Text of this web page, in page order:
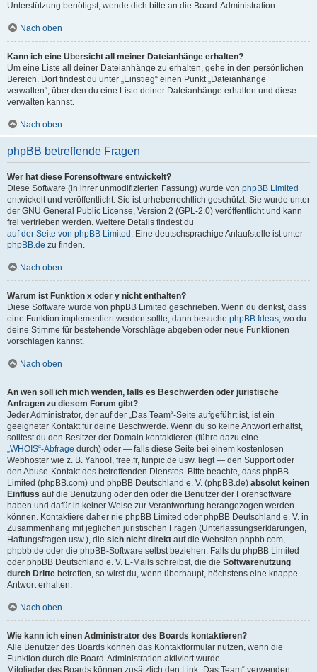
Unterstützung benötigst, wende dich bitte an die Board-Administration.
Nach oben
Kann ich eine Übersicht all meiner Dateianhänge erhalten?
Um eine Liste all deiner Dateianhänge zu erhalten, gehe in den persönlichen
Bereich. Dort findest du unter „Einstieg“ einen Punkt „Dateianhänge
verwalten“, über den du eine Liste deiner Dateianhänge erhalten und diese
verwalten kannst.
Nach oben
phpBB betreffende Fragen
Wer hat diese Forensoftware entwickelt?
Diese Software (in ihrer unmodifizierten Fassung) wurde von phpBB Limited
entwickelt und veröffentlicht. Sie ist urheberrechtlich geschützt. Sie wurde unter
der GNU General Public License, Version 2 (GPL-2.0) veröffentlicht und kann
frei vertrieben werden. Weitere Details findest du
auf der Seite von phpBB Limited . Eine deutschsprachige Anlaufstelle ist unter
phpBB.de zu finden.
Nach oben
Warum ist Funktion x oder y nicht enthalten?
Diese Software wurde von phpBB Limited geschrieben. Wenn du denkst, dass
eine Funktion implementiert werden sollte, dann besuche phpBB Ideas, wo du
deine Stimme für bestehende Vorschläge abgeben oder neue Funktionen
vorschlagen kannst.
Nach oben
An wen soll ich mich wenden, falls es Beschwerden oder juristische
Anfragen zu diesem Forum gibt?
Jeder Administrator, der auf der „Das Team“-Seite aufgeführt ist, ist ein
geeigneter Kontakt für deine Beschwerde. Wenn du so keine Antwort erhältst,
solltest du den Besitzer der Domain kontaktieren (führe dazu eine
„WHOIS“-Abfrage durch) oder — falls diese Seite bei einem kostenlosen
Webhoster wie z. B. Yahoo!, free.fr, funpic.de usw. liegt — den Support oder
den Abuse-Kontakt des betreffenden Dienstes. Bitte beachte, dass phpBB
Limited (phpBB.com) und phpBB Deutschland e. V. (phpBB.de) absolut keinen
Einfluss auf die Benutzung oder den oder die Benutzer der Forensoftware
haben und dafür in keiner Weise zur Verantwortung herangezogen werden
können. Kontaktiere daher nie phpBB Limited oder phpBB Deutschland e. V. in
Zusammenhang mit jeglichen juristischen Fragen (Unterlassungserklärungen,
Haftungsfragen usw.), die sich nicht direkt auf die Websiten phpbb.com,
phpbb.de oder die phpBB-Software selbst beziehen. Falls du phpBB Limited
oder phpBB Deutschland e. V. E-Mails schreibst, die die Softwarenutzung
durch Dritte betreffen, so wirst du, wenn überhaupt, höchstens eine knappe
Antwort erhalten.
Nach oben
Wie kann ich einen Administrator des Boards kontaktieren?
Alle Benutzer des Boards können das Kontaktformular nutzen, wenn die
Funktion durch die Board-Administration aktiviert wurde.
Mitglieder des Boards können zusätzlich den Link „Das Team“ verwenden.